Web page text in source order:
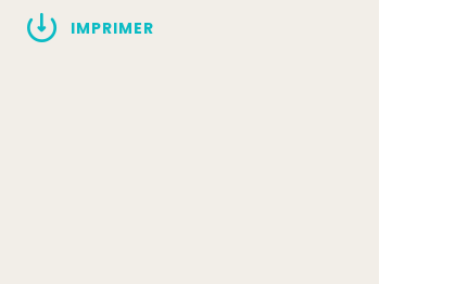
IMPRIMER